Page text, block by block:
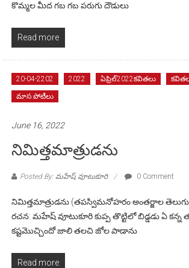
కొమ్మల మీద గబ గబ పరుగు దౌడులు
Read more
20-04-2202 2022 ఏప్రిల్2022కవితలు
మాస పోటీలు
June 16, 2022
నిమిత్తమాత్రుడను
Posted By: మహేష్ వూటుకూరి 0 Comment
నిమిత్తమాత్రుడను (తపస్విమనోహరం అంతర్జాల
రచన: మహేష్ వూటుకూరి కుప్ప తొట్టిలో బిడ్డడు ఏ కన్న
కష్టమొచ్చిందో జాలి తలచి జోల పాడాను
Read more